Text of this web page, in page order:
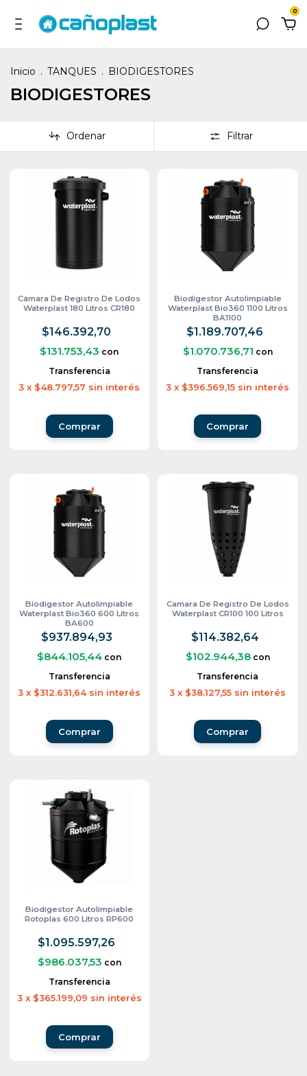
0
Inicio . TANQUES . BIODIGESTORES
BIODIGESTORES
Ordenar Filtrar
Cámara De Registro De Lodos
Waterplast 180 Litros CR180
$146.392,70
$131.753,43 con
Transferencia
3 x $48.797,57 sin interés
Biodigestor Autolimpiable
Waterplast Bio360 1100 Litros
BA1100
$1.189.707,46
$1.070.736,71 con
Transferencia
3 x $396.569,15 sin interés
Biodigestor Autolimpiable
Waterplast Bio360 600 Litros
BA600
$937.894,93
$844.105,44 con
Transferencia
3 x $312.631,64 sin interés
Camara De Registro De Lodos
Waterplast CR100 100 Litros
$114.382,64
$102.944,38 con
Transferencia
3 x $38.127,55 sin interés
Biodigestor Autolimpiable
Rotoplas 600 Litros RP600
$1.095.597,26
$986.037,53 con
Transferencia
3 x $365.199,09 sin interés